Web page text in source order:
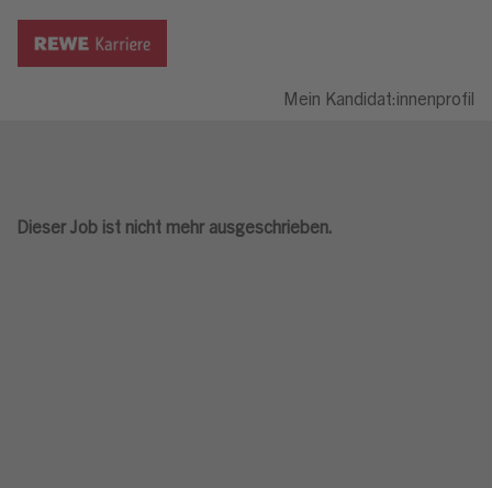
Mein Kandidat:innenprofil
Dieser Job ist nicht mehr ausgeschrieben.